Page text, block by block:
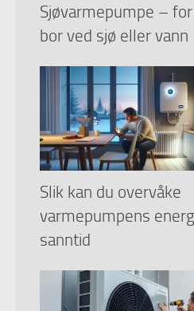
Sjøvarmepumpe –
bor ved sjø eller vann
Slik kan du overvåke
varmepumpens
sanntid